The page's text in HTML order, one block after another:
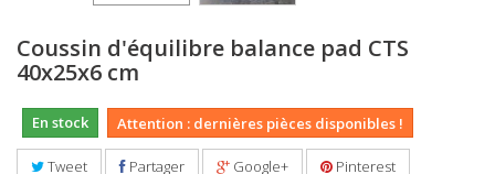
Coussin d'équilibre balance pad CTS
40x25x6 cm
En stock Attention : dernières pièces disponibles !
Tweet Partager Google+ Pinterest